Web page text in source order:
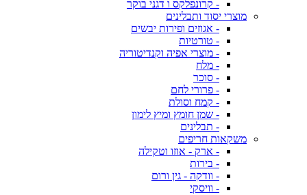
- קרונפלקס ו דגני בוקר
מוצרי יסוד ותבלינים
- אגוזים ופירות יבשים
- טורטיות
- מוצרי אפיה וקנדיטוריה
- מלח
- סוכר
- פרורי לחם
- קמח וסולת
- שמן חומץ ומיץ לימון
- תבלינים
משקאות חריפים
- ארק - אוזו וטקילה
- בירות
- וודקה - גין ורום
- וויסקי